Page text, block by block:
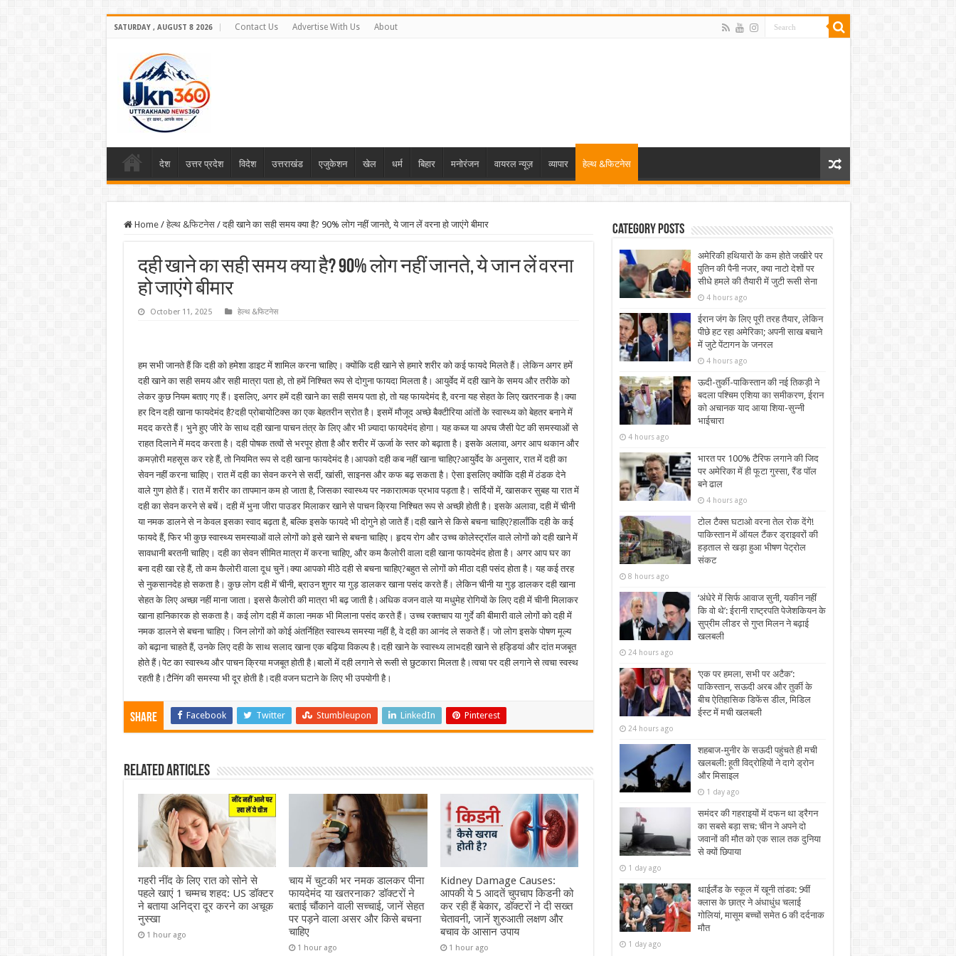
SATURDAY , AUGUST 8 2026 Contact Us Advertise With Us About
देश उत्तर प्रदेश विदेश उत्तराखंड एजुकेशन खेल धर्म बिहार मनोरंजन वायरल न्यूज़ व्यापार हेल्थ &फिटनेस
Home / हेल्थ &फिटनेस / दही खाने का सही समय क्या है? 90% लोग नहीं जानते, ये जान लें वरना हो जाएंगे बीमार
दही खाने का सही समय क्या है? 90% लोग नहीं जानते, ये जान लें वरना
हो जाएंगे बीमार
October 11, 2025 हेल्थ &फिटनेस
हम सभी जानते हैं कि दही को हमेशा डाइट में शामिल करना चाहिए। क्योंकि दही खाने से हमारे शरीर को कई फायदे मिलते हैं। लेकिन अगर हमें
दही खाने का सही समय और सही मात्रा पता हो, तो हमें निश्चित रूप से दोगुना फायदा मिलता है। आयुर्वेद में दही खाने के समय और तरीके को
लेकर कुछ नियम बताए गए हैं। इसलिए, अगर हमें दही खाने का सही समय पता हो, तो यह फायदेमंद है, वरना यह सेहत के लिए खतरनाक है।क्या
हर दिन दही खाना फायदेमंद है?दही प्रोबायोटिक्स का एक बेहतरीन स्रोत है। इसमें मौजूद अच्छे बैक्टीरिया आंतों के स्वास्थ्य को बेहतर बनाने में
मदद करते हैं। भुने हुए जीरे के साथ दही खाना पाचन तंत्र के लिए और भी ज़्यादा फायदेमंद होगा। यह कब्ज या अपच जैसी पेट की समस्याओं से
राहत दिलाने में मदद करता है। दही पोषक तत्वों से भरपूर होता है और शरीर में ऊर्जा के स्तर को बढ़ाता है। इसके अलावा, अगर आप थकान और
कमज़ोरी महसूस कर रहे हैं, तो नियमित रूप से दही खाना फायदेमंद है।आपको दही कब नहीं खाना चाहिए?आयुर्वेद के अनुसार, रात में दही का
सेवन नहीं करना चाहिए। रात में दही का सेवन करने से सर्दी, खांसी, साइनस और कफ बढ़ सकता है। ऐसा इसलिए क्योंकि दही में ठंडक देने
वाले गुण होते हैं। रात में शरीर का तापमान कम हो जाता है, जिसका स्वास्थ्य पर नकारात्मक प्रभाव पड़ता है। सर्दियों में, खासकर सुबह या रात में
दही का सेवन करने से बचें। दही में भुना जीरा पाउडर मिलाकर खाने से पाचन क्रिया निश्चित रूप से अच्छी होती है। इसके अलावा, दही में चीनी
या नमक डालने से न केवल इसका स्वाद बढ़ता है, बल्कि इसके फायदे भी दोगुने हो जाते हैं।दही खाने से किसे बचना चाहिए?हालाँकि दही के कई
फायदे हैं, फिर भी कुछ स्वास्थ्य समस्याओं वाले लोगों को इसे खाने से बचना चाहिए। हृदय रोग और उच्च कोलेस्ट्रॉल वाले लोगों को दही खाने में
सावधानी बरतनी चाहिए। दही का सेवन सीमित मात्रा में करना चाहिए, और कम कैलोरी वाला दही खाना फायदेमंद होता है। अगर आप घर का
बना दही खा रहे हैं, तो कम कैलोरी वाला दूध चुनें।क्या आपको मीठे दही से बचना चाहिए?बहुत से लोगों को मीठा दही पसंद होता है। यह कई तरह
से नुकसानदेह हो सकता है। कुछ लोग दही में चीनी, ब्राउन शुगर या गुड़ डालकर खाना पसंद करते हैं। लेकिन चीनी या गुड़ डालकर दही खाना
सेहत के लिए अच्छा नहीं माना जाता। इससे कैलोरी की मात्रा भी बढ़ जाती है।अधिक वजन वाले या मधुमेह रोगियों के लिए दही में चीनी मिलाकर
खाना हानिकारक हो सकता है। कई लोग दही में काला नमक भी मिलाना पसंद करते हैं। उच्च रक्तचाप या गुर्दे की बीमारी वाले लोगों को दही में
नमक डालने से बचना चाहिए। जिन लोगों को कोई अंतर्निहित स्वास्थ्य समस्या नहीं है, वे दही का आनंद ले सकते हैं। जो लोग इसके पोषण मूल्य
को बढ़ाना चाहते हैं, उनके लिए दही के साथ सलाद खाना एक बढ़िया विकल्प है।दही खाने के स्वास्थ्य लाभदही खाने से हड्डियां और दांत मजबूत
होते हैं।पेट का स्वास्थ्य और पाचन क्रिया मजबूत होती है।बालों में दही लगाने से रूसी से छुटकारा मिलता है।त्वचा पर दही लगाने से त्वचा स्वस्थ
रहती है।टैनिंग की समस्या भी दूर होती है।दही वजन घटाने के लिए भी उपयोगी है।
Share Facebook Twitter Stumbleupon LinkedIn Pinterest
Related Articles
गहरी नींद के लिए रात को सोने से
पहले खाएं 1 चम्मच शहद: US डॉक्टर
ने बताया अनिद्रा दूर करने का अचूक
नुस्खा
1 hour ago
चाय में चुटकी भर नमक डालकर पीना
फायदेमंद या खतरनाक? डॉक्टरों ने
बताई चौंकाने वाली सच्चाई, जानें सेहत
पर पड़ने वाला असर और किसे बचना
चाहिए
1 hour ago
Kidney Damage Causes:
आपकी ये 5 आदतें चुपचाप किडनी को
कर रही हैं बेकार, डॉक्टरों ने दी सख्त
चेतावनी, जानें शुरुआती लक्षण और
बचाव के आसान उपाय
1 hour ago
Category Posts
अमेरिकी हथियारों के कम होते जखीरे पर
पुतिन की पैनी नजर, क्या नाटो देशों पर
सीधे हमले की तैयारी में जुटी रूसी सेना
4 hours ago
ईरान जंग के लिए पूरी तरह तैयार, लेकिन
पीछे हट रहा अमेरिका; अपनी साख बचाने
में जुटे पेंटागन के जनरल
4 hours ago
ऊदी-तुर्की-पाकिस्तान की नई तिकड़ी ने
बदला पश्चिम एशिया का समीकरण, ईरान
को अचानक याद आया शिया-सुन्नी
भाईचारा
4 hours ago
भारत पर 100% टैरिफ लगाने की जिद
पर अमेरिका में ही फूटा गुस्सा, रैंड पॉल
बने ढाल
4 hours ago
टोल टैक्स घटाओ वरना तेल रोक देंगे!
पाकिस्तान में ऑयल टैंकर ड्राइवरों की
हड़ताल से खड़ा हुआ भीषण पेट्रोल
संकट
8 hours ago
‘अंधेरे में सिर्फ आवाज सुनी, यकीन नहीं
कि वो थे’: ईरानी राष्ट्रपति पेजेशकियन के
सुप्रीम लीडर से गुप्त मिलन ने बढ़ाई
खलबली
24 hours ago
‘एक पर हमला, सभी पर अटैक’:
पाकिस्तान, सऊदी अरब और तुर्की के
बीच ऐतिहासिक डिफेंस डील, मिडिल
ईस्ट में मची खलबली
24 hours ago
शहबाज-मुनीर के सऊदी पहुंचते ही मची
खलबली: हूती विद्रोहियों ने दागे ड्रोन
और मिसाइल
1 day ago
समंदर की गहराइयों में दफन था ड्रैगन
का सबसे बड़ा सच: चीन ने अपने दो
जवानों की मौत को एक साल तक दुनिया
से क्यों छिपाया
1 day ago
थाईलैंड के स्कूल में खूनी तांडव: 9वीं
क्लास के छात्र ने अंधाधुंध चलाई
गोलियां, मासूम बच्चों समेत 6 की दर्दनाक
मौत
1 day ago